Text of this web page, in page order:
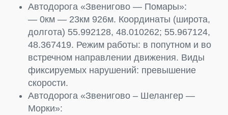
Автодорога «Звенигово — Помары»:
— 0км — 23км 926м. Координаты (широта,
долгота) 55.992128, 48.010262; 55.967124,
48.367419. Режим работы: в попутном и во
встречном направлении движения. Виды
фиксируемых нарушений: превышение
скорости.
Автодорога «Звенигово – Шелангер —
Морки»: